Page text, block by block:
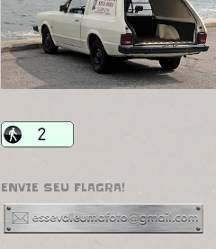
ENVIE SEU FLAGRA!